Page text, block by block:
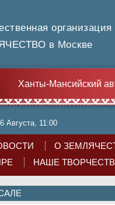
организация
в Москве
Ханты-Мансийский
Августа, 11:00
О
НАШЕ